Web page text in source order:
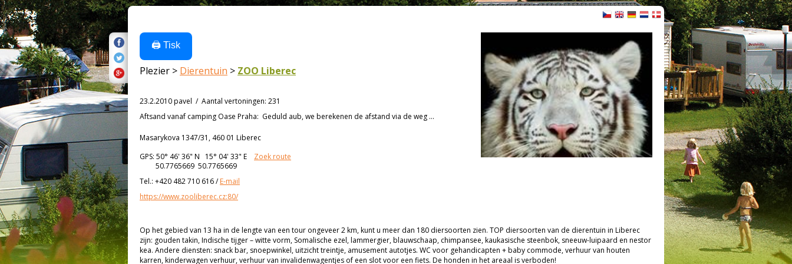
🖨️ Tisk
Plezier > Dierentuin > ZOO Liberec
23.2.2010 pavel / Aantal vertoningen: 231
Aftsand vanaf camping Oase Praha: Geduld aub, we berekenen de afstand via de weg ...
Masarykova 1347/31, 460 01 Liberec
GPS: 50° 46' 36" N 15° 04' 33" E
Zoek route
50.7765669 50.7765669
Tel.: +420 482 710 616/E-mail
https://www.zooliberec.cz:80/
Op het gebied van 13 ha in de lengte van een tour ongeveer 2 km, kunt u meer dan 180 diersoorten zien. TOP diersoorten van de dierentuin in Liberec
zijn: gouden takin, Indische tijger – witte vorm, Somalische ezel, lammergier, blauwschaap, chimpansee, kaukasische steenbok, sneeuw-luipaard en nestor
kea. Andere diensten: snack bar, snoepwinkel, uitzicht treintje, amusement autotjes. WC voor gehandicapten + baby commode, verhuur van houten
karren, kinderwagen verhuur, verhuur van invalidenwagentjes of een slot voor een fiets. De honden in het areaal is verboden!